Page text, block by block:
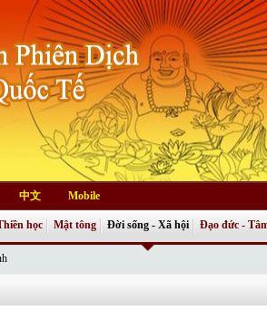
中文 Mobile
học Mật tông Đời sống - Xã hội Đạo đức -